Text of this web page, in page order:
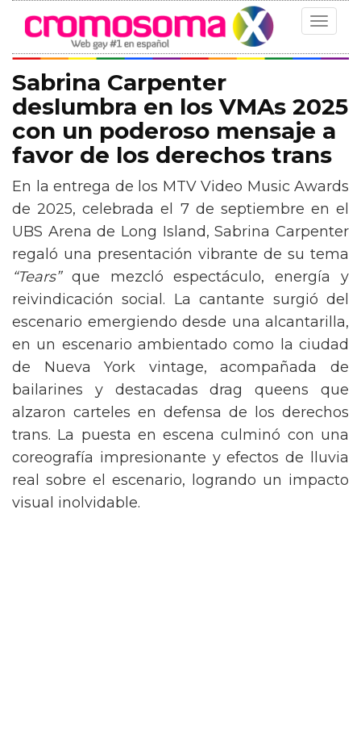
Toggle
Sabrina Carpenter
deslumbra en los VMAs 2025
con un poderoso mensaje a
favor de los derechos trans
En la entrega de los MTV Video Music Awards
de 2025, celebrada el 7 de septiembre en el
UBS Arena de Long Island, Sabrina Carpenter
regaló una presentación vibrante de su tema
“Tears”que mezcló espectáculo, energía y
reivindicación social. La cantante surgió del
escenario emergiendo desde una alcantarilla,
en un escenario ambientado como la ciudad
de Nueva York vintage, acompañada de
bailarines y destacadas drag queens que
alzaron carteles en defensa de los derechos
trans. La puesta en escena culminó con una
coreografía impresionante y efectos de lluvia
real sobre el escenario, logrando un impacto
visual inolvidable.